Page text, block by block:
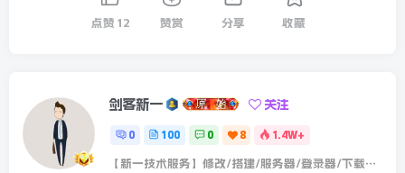
点赞 12 赞赏 分享 收藏
剑客新一 关注
0 100 0 8 1.4W+
【新一技术服务】修改/搭建/服务器/登录器/下载器/群机器人/群假人/版本一条龙